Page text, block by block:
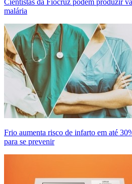
Cientistas da Fiocruz podem produzir
malária
Frio aumenta risco de infarto em até
para se prevenir